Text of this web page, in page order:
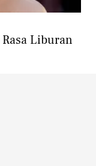
Liburan